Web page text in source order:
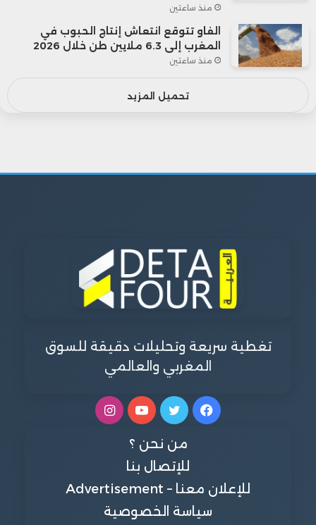
منذ ساعتين
الفاو تتوقع انتعاش إنتاج الحبوب في
المغرب إلى 6.3 ملايين طن خلال 2026
منذ ساعتين
تحميل المزيد
تغطية سريعة وتحليلات دقيقة للسوق
المغربي والعالمي
فيسبوكتويتر يوتيوبانستقرام
من نحن ؟
للإتصال بنا
للإعلان معنا – Advertisement
سياسة الخصوصية